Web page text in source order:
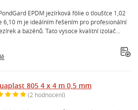
EPDM jezírková fólie o tloušťce 1,02
6,10 m je ideálním řešením pro profesionální
a bazénů. Tato vysoce kvalitní izolač...
805 4 x 4 m 0,5 mm
(2 hodnocení)